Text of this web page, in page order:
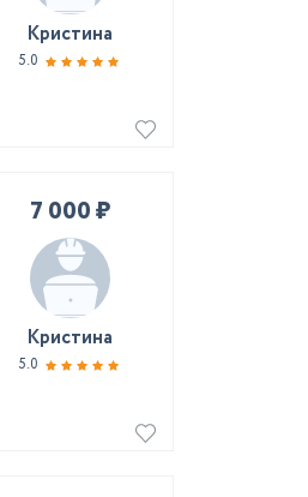
Кристина
5.0
7 000 ₽
Кристина
5.0